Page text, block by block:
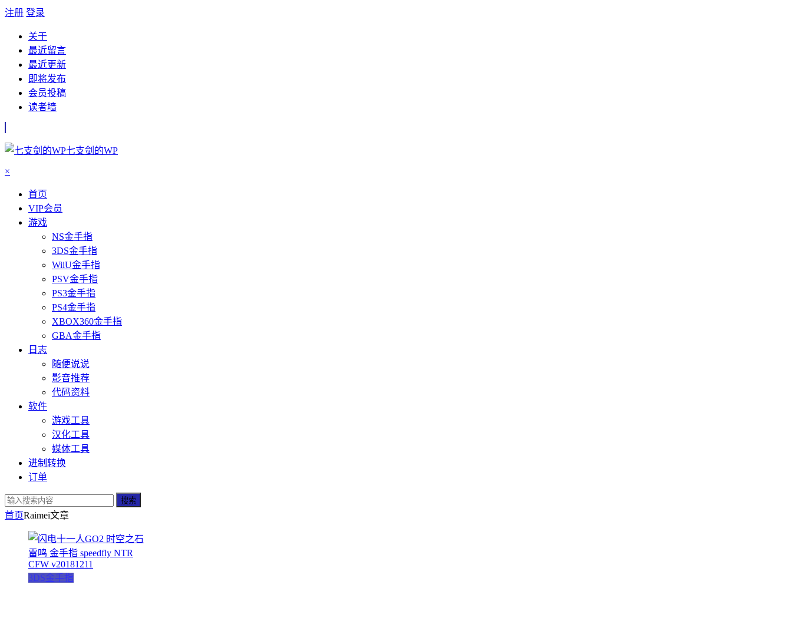
注册 登录
关于
最近留言
最近更新
即将发布
会员投稿
读者墙
七支剑的WP
×
首页
VIP会员
游戏
NS金手指
3DS金手指
WiiU金手指
PSV金手指
PS3金手指
PS4金手指
XBOX360金手指
GBA金手指
日志
随便说说
影音推荐
代码资料
软件
游戏工具
汉化工具
媒体工具
进制转换
订单
搜索
首页Raimei文章
3DS金手指